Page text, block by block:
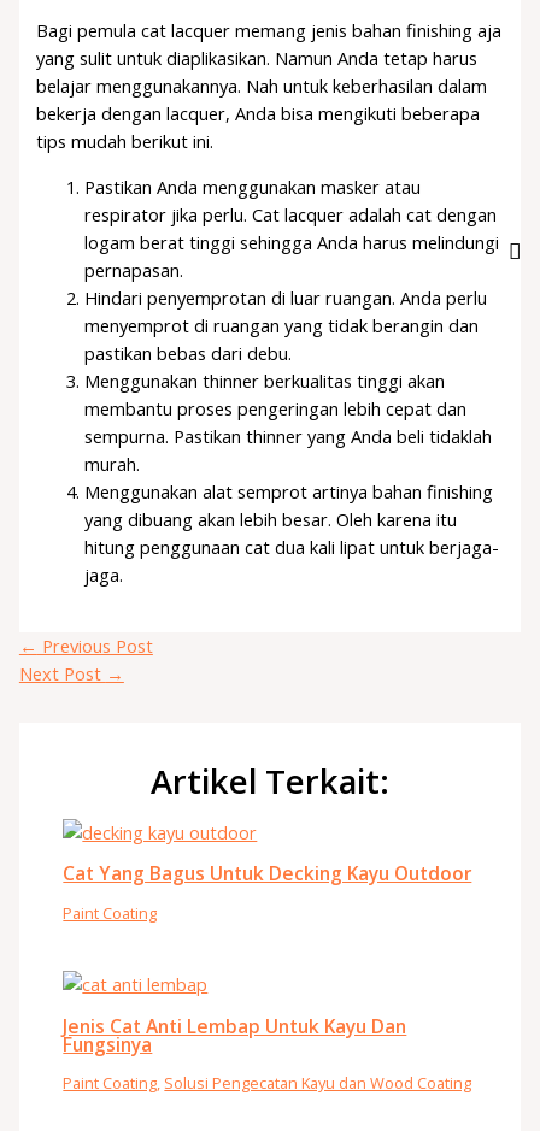
Bagi pemula cat lacquer memang jenis bahan finishing aja
yang sulit untuk diaplikasikan. Namun Anda tetap harus
belajar menggunakannya. Nah untuk keberhasilan dalam
bekerja dengan lacquer, Anda bisa mengikuti beberapa
tips mudah berikut ini.
Pastikan Anda menggunakan masker atau
respirator jika perlu. Cat lacquer adalah cat dengan
logam berat tinggi sehingga Anda harus melindungi
pernapasan.
Hindari penyemprotan di luar ruangan. Anda perlu
menyemprot di ruangan yang tidak berangin dan
pastikan bebas dari debu.
Menggunakan thinner berkualitas tinggi akan
membantu proses pengeringan lebih cepat dan
sempurna. Pastikan thinner yang Anda beli tidaklah
murah.
Menggunakan alat semprot artinya bahan finishing
yang dibuang akan lebih besar. Oleh karena itu
hitung penggunaan cat dua kali lipat untuk berjaga-
jaga.
← Previous Post
Next Post →
Artikel Terkait:
Cat Yang Bagus Untuk Decking Kayu Outdoor
Paint Coating
Jenis Cat Anti Lembap Untuk Kayu Dan
Fungsinya
Paint Coating, Solusi Pengecatan Kayu dan Wood Coating